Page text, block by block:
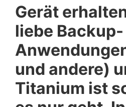
Gerät
liebe Backup-
und andere)
Titanium ist